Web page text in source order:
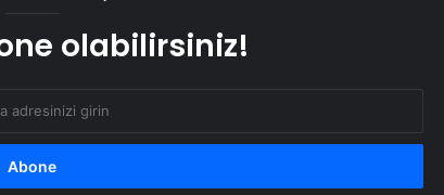
Serjoy : Dijital Medya Ajansı, Google
olabilirsiniz!